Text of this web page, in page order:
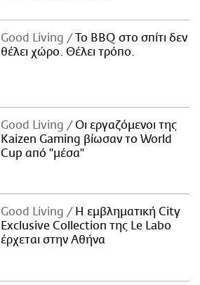
Good Living
Το BBQ στο σπίτι δεν
θέλει χώρο. Θέλει τρόπο.
Good Living
Οι εργαζόμενοι της
Kaizen Gaming βίωσαν το World
Cup από "μέσα"
Good Living
Η εμβληματική City
Exclusive Collection της Le Labo
έρχεται στην Αθήνα